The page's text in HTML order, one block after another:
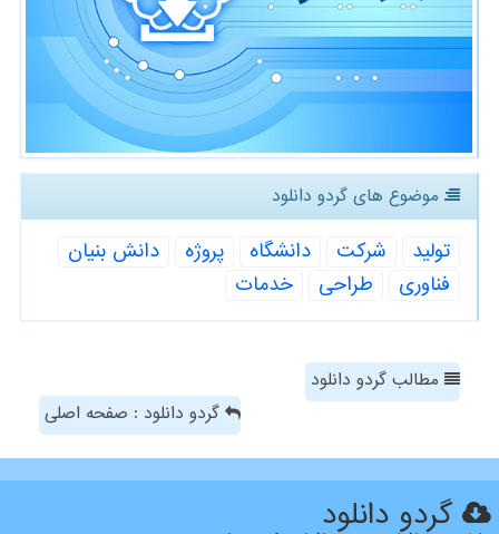
موضوع های گردو دانلود
تولید شركت دانشگاه پروژه
دانش بنیان
فناوری
طراحی خدمات
مطالب گردو دانلود
گردو دانلود : صفحه اصلی
گردو دانلود